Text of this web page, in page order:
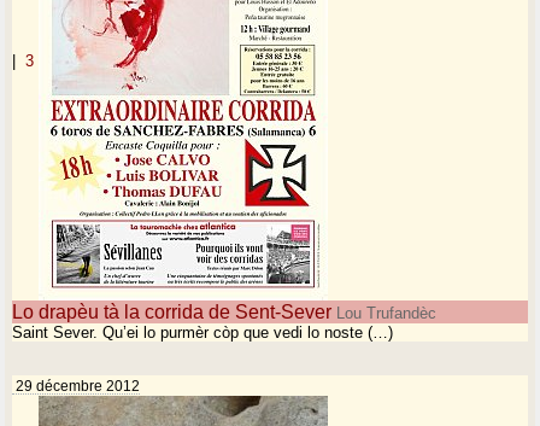
3
Lo drapèu tà la corrida de Sent-Sever Lou Trufandèc
Saint Sever. Qu’ei lo purmèr còp que vedi lo noste (…)
29 décembre 2012